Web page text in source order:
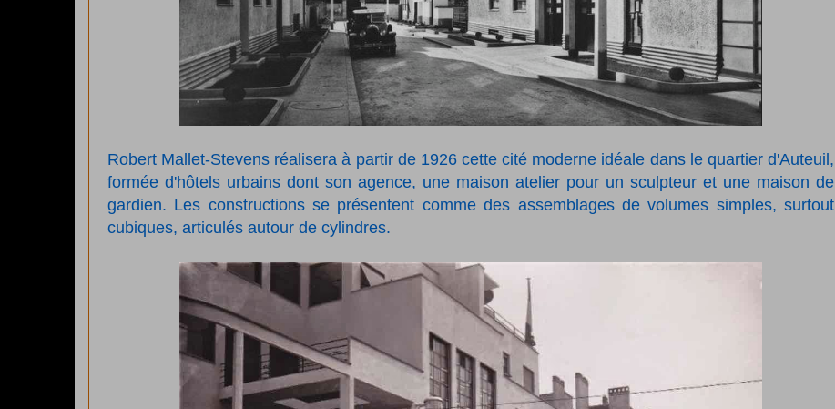
Robert Mallet-Stevens réalisera à partir de 1926 cette cité moderne idéale dans le quartier d'Auteuil,
formée d'hôtels urbains dont son agence, une maison atelier pour un sculpteur et une maison de
gardien. Les constructions se présentent comme des assemblages de volumes simples, surtout
cubiques, articulés autour de cylindres.